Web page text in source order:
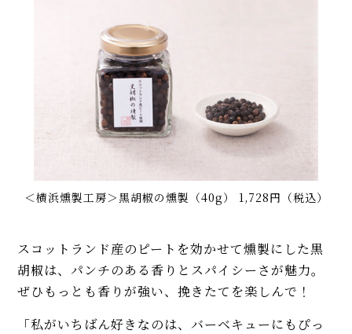
＜横浜燻製工房＞黒胡椒の燻製（40g） 1,728円（税込）
スコットランド産のピートを効かせて燻製にした黒
胡椒は、パンチのある香りとスパイシーさが魅力。
ぜひもっとも香りが強い、挽きたてを楽しんで！
「私がいちばん好きなのは、バーベキューにもぴっ